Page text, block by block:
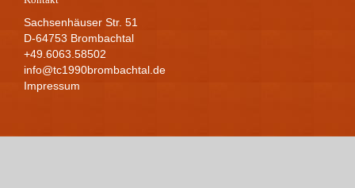
Sachsenhäuser Str. 51
D-64753 Brombachtal
+49.6063.58502
info@tc1990brombachtal.de
Impressum